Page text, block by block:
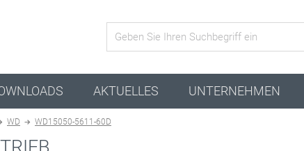
AKTUELLES UNTERNEHMEN
WD WD15050-5611-60D